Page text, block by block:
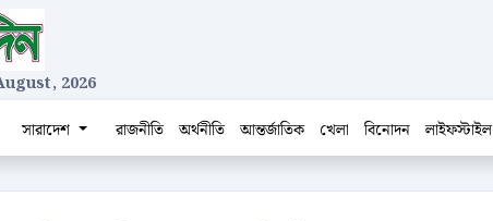
2026
সারাদেশ রাজনীতি অর্থনীতি আন্তর্জাতিক খেলা বিনোদন লাইফস্টাইল